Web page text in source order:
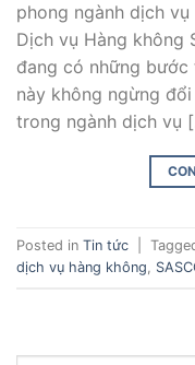
phong ngành dịch
Dịch vụ Hàng không
đang có những bước
này không ngừng
trong ngành dịch vụ
Posted in Tin tức
dịch vụ hàng không,